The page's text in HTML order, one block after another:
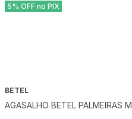
5% OFF no PIX
BETEL
AGASALHO BETEL PALMEIRAS